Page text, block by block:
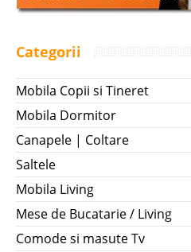
Categorii
Mobila Copii si Tineret
Mobila Dormitor
Canapele | Coltare
Saltele
Mobila Living
Mese de Bucatarie / Living
Comode si masute Tv